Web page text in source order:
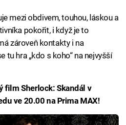
mezi obdivem, touhou, láskou a
pokořit, i když je to
zároveň kontakty i na
tu hra „kdo s koho“ na nejvyšší
film Sherlock: Skandál v
ve 20.00 na Prima MAX!